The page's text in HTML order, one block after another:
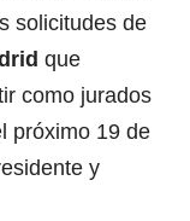
solicitudes de
que
como jurados
próximo 19 de
y